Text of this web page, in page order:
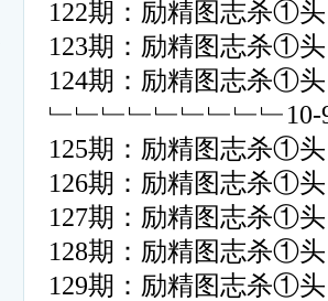
122期：励精图志杀①
123期：励精图志杀①
124期：励精图志杀①
125期：励精图志杀①
126期：励精图志杀①
127期：励精图志杀①
128期：励精图志杀①
129期：励精图志杀①